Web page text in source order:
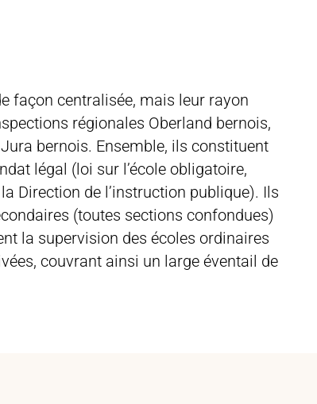
façon centralisée, mais leur rayon
régionales Oberland bernois,
bernois. Ensemble, ils constituent
légal (loi sur l’école obligatoire,
Direction de l’instruction publique). Ils
(toutes sections confondues)
la supervision des écoles ordinaires
couvrant ainsi un large éventail de